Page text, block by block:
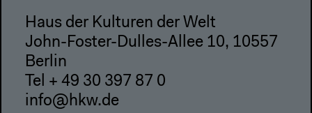
Haus der Kulturen der Welt
John-Foster-Dulles-Allee 10, 10557
Berlin
Tel + 49 30 397 87 0
info@hkw.de